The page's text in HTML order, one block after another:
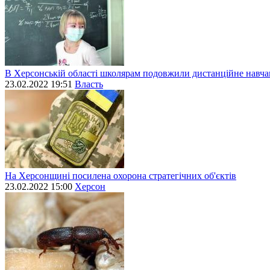
В Херсонській області школярам подовжили дистанційне
23.02.2022 19:51 Власть
На Херсонщині посилена охорона стратегічних об'єктів
23.02.2022 15:00 Херсон